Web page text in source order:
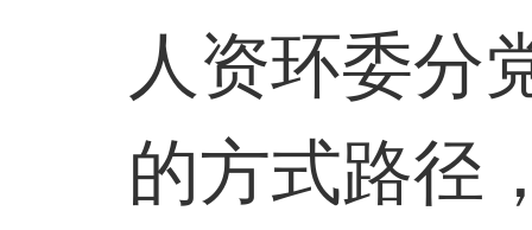
人资环委分
的方式路径